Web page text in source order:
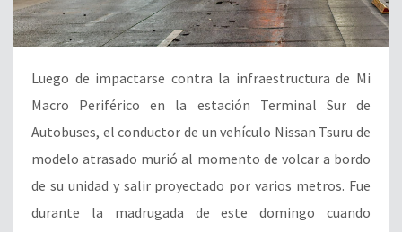
Luego de impactarse contra la infraestructura de Mi
Macro Periférico en la estación Terminal Sur de
Autobuses, el conductor de un vehículo Nissan Tsuru de
modelo atrasado murió al momento de volcar a bordo
de su unidad y salir proyectado por varios metros. Fue
durante la madrugada de este domingo cuando